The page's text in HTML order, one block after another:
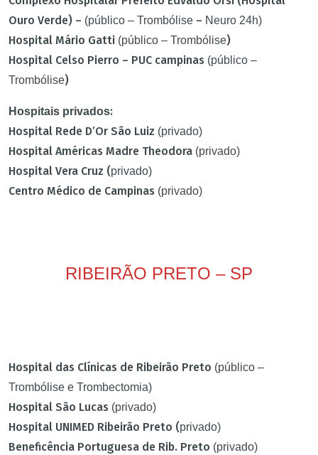
Ouro Verde) – (público – Trombólise – Neuro 24h)
Hospital Mário Gatti (público – Trombólise)
Hospital Celso Pierro – PUC campinas (público –
Trombólise)
Hospitais privados:
Hospital Rede D’Or São Luiz (privado)
Hospital Américas Madre Theodora (privado)
Hospital Vera Cruz (privado)
Centro Médico de Campinas (privado)
RIBEIRÃO PRETO – SP
Hospital das Clínicas de Ribeirão Preto (público –
Trombólise e Trombectomia)
Hospital São Lucas (privado)
Hospital UNIMED Ribeirão Preto (privado)
Beneficência Portuguesa de Rib. Preto (privado)